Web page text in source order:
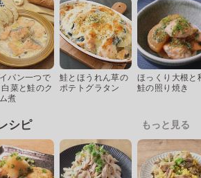
パン一つで
菜と鮭のク
煮
鮭とほうれん草の
ポテトグラタン
ほっくり大根と
鮭の照り焼き
シピ もっと見る